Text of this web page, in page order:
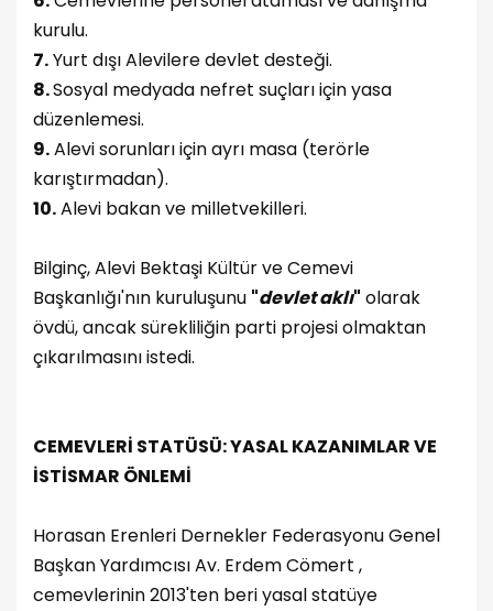
kurulu.
7.Yurt dışı Alevilere devlet desteği.
8.Sosyal medyada nefret suçları için yasa
düzenlemesi.
9.Alevi sorunları için ayrı masa (terörle
karıştırmadan).
10.Alevi bakan ve milletvekilleri.
Bilginç, Alevi Bektaşi Kültür ve Cemevi
Başkanlığı'nın kuruluşunu "devlet aklı" olarak
övdü, ancak sürekliliğin parti projesi olmaktan
çıkarılmasını istedi.
CEMEVLERİ STATÜSÜ: YASAL KAZANIMLAR VE
İSTİSMAR ÖNLEMİ
Horasan Erenleri Dernekler Federasyonu Genel
Başkan Yardımcısı Av. Erdem Cömert ,
cemevlerinin 2013'ten beri yasal statüye